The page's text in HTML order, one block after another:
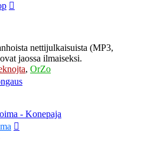
nettijulkaisuista (MP3,
jaossa ilmaiseksi.
, OrZo
- Konepaja